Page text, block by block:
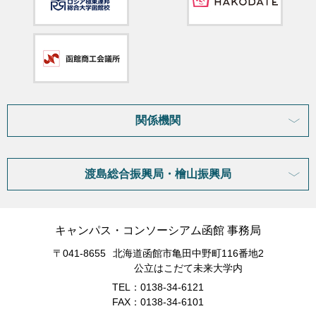
関係機関
渡島総合振興局・檜山振興局
キャンパス・コンソーシアム函館 事務局
〒041-8655
北海道函館市亀田中野町116番地2
公立はこだて未来大学内
TEL：0138-34-6121
FAX：0138-34-6101